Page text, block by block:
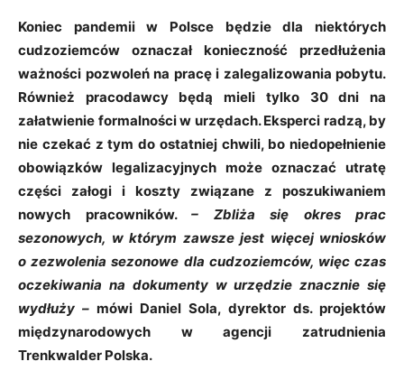
Koniec pandemii w Polsce będzie dla niektórych
cudzoziemców oznaczał konieczność przedłużenia
ważności pozwoleń na pracę i zalegalizowania pobytu.
Również pracodawcy będą mieli tylko 30 dni na
załatwienie formalności w urzędach. Eksperci radzą, by
nie czekać z tym do ostatniej chwili, bo niedopełnienie
obowiązków legalizacyjnych może oznaczać utratę
części załogi i koszty związane z poszukiwaniem
nowych pracowników. – Zbliża się okres prac
sezonowych, w którym zawsze jest więcej wniosków
o zezwolenia sezonowe dla cudzoziemców, więc czas
oczekiwania na dokumenty w urzędzie znacznie się
wydłuży – mówi Daniel Sola, dyrektor ds. projektów
międzynarodowych w agencji zatrudnienia
Trenkwalder Polska.